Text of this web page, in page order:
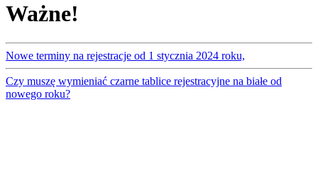
Ważne!
Nowe terminy na rejestracje od 1 stycznia 2024 roku,
Czy muszę wymieniać czarne tablice rejestracyjne na białe od
nowego roku?